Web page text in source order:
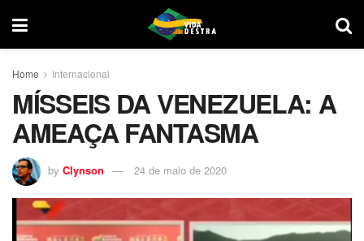
Home Internacional
MÍSSEIS DA VENEZUELA: A
AMEAÇA FANTASMA
by Clynson 24 de maio de 2020